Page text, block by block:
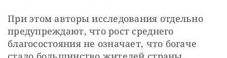
При этом авторы исследования отдельно
предупреждают, что рост среднего
благосостояния не означает, что богаче